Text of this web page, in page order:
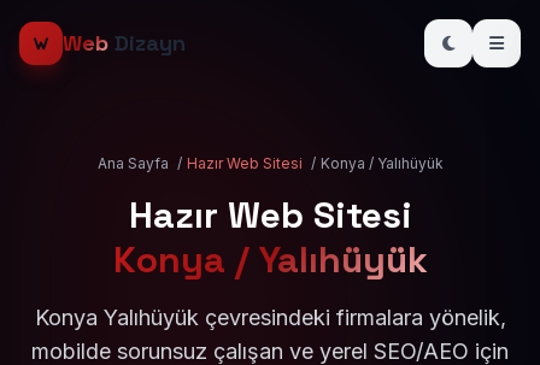
Web Dizayn
Ana Sayfa / Hazır Web Sitesi / Konya / Yalıhüyük
Hazır Web Sitesi
Konya / Yalıhüyük
Konya Yalıhüyük çevresindeki firmalara yönelik,
mobilde sorunsuz çalışan ve yerel SEO/AEO için